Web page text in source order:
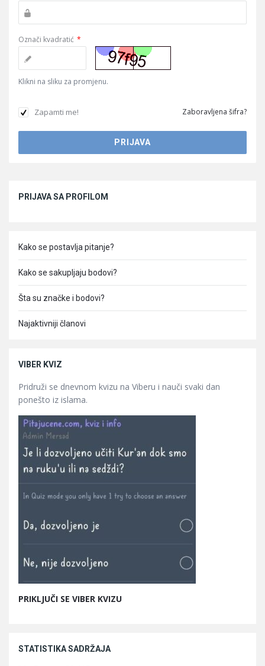
Označi kvadratić *
Klikni na sliku za promjenu.
Zapamti me! Zaboravljena šifra?
PRIJAVA SA PROFILOM
Kako se postavlja pitanje?
Kako se sakupljaju bodovi?
Šta su značke i bodovi?
Najaktivniji članovi
VIBER KVIZ
Pridruži se dnevnom kvizu na Viberu i nauči svaki dan
ponešto iz islama.
PRIKLJUČI SE VIBER KVIZU
STATISTIKA SADRŽAJA